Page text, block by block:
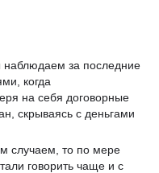
за последние
когда
на себя договорные
скрываясь с деньгами
случаем, то по мере
говорить чаще и с